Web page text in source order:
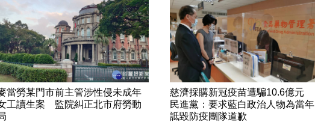
當勞某門市前主管涉性侵未成年
工讀生案 監院糾正北市府勞動
慈濟採購新冠疫苗遭騙10.6億元
民進黨：要求藍白政治人物為當年
詆毀防疫團隊道歉